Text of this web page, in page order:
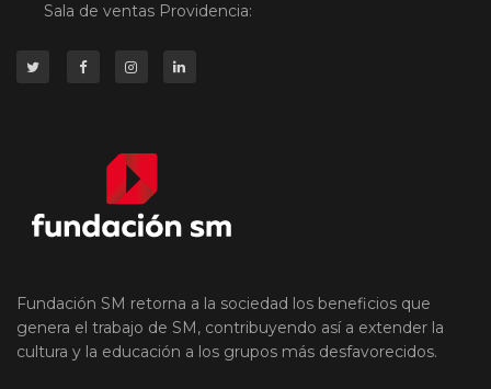
Sala de ventas Providencia:
Fundación SM retorna a la sociedad los beneficios que
genera el trabajo de SM, contribuyendo así a extender la
cultura y la educación a los grupos más desfavorecidos.